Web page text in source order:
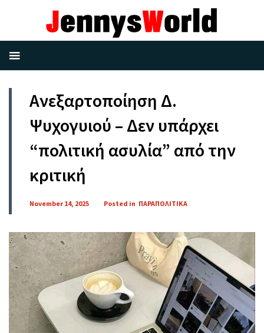
Ανεξαρτοποίηση Δ.
Ψυχογυιού – Δεν υπάρχει
“πολιτική ασυλία” από την
κριτική
November 14, 2025 Posted in ΠΑΡΑΠΟΛΙΤΙΚΑ